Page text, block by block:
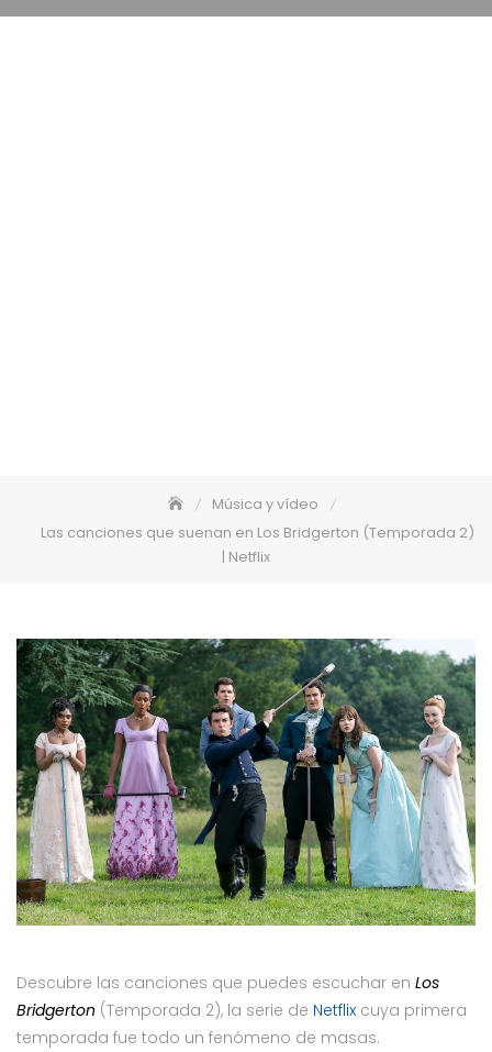
Música y vídeo
Las canciones que suenan en Los Bridgerton (Temporada 2)
| Netflix
Descubre las canciones que puedes escuchar en Los
Bridgerton (Temporada 2), la serie de Netflix cuya primera
temporada fue todo un fenómeno de masas.